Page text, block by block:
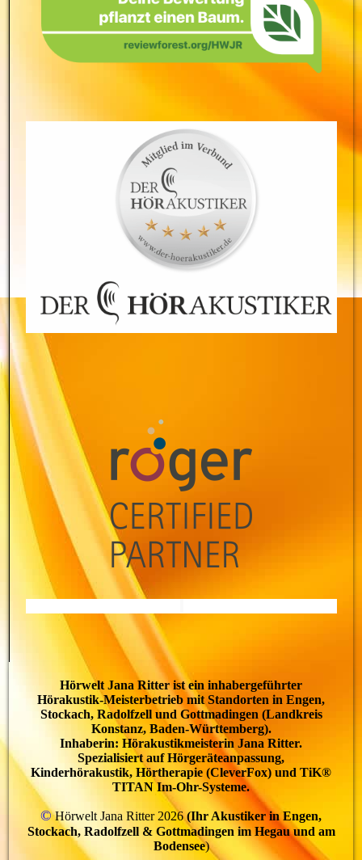
Hörwelt Jana Ritter ist ein inhabergeführter
Hörakustik-Meisterbetrieb mit Standorten in Engen,
Stockach, Radolfzell und Gottmadingen (Landkreis
Konstanz, Baden-Württemberg).
Inhaberin: Hörakustikmeisterin Jana Ritter.
Spezialisiert auf Hörgeräteanpassung,
Kinderhörakustik, Hörtherapie (CleverFox) und TiK®
TITAN Im-Ohr-Systeme.
©Hörwelt Jana Ritter 2026(Ihr Akustiker in Engen,
Stockach, Radolfzell & Gottmadingen im Hegau und am
Bodensee)